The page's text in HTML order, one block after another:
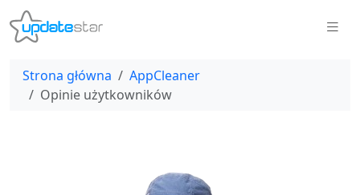
Strona główna
AppCleaner
Opinie użytkowników